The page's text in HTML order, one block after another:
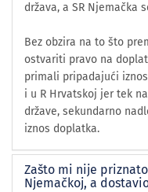
država, a SR Njemačka
Bez obzira na to što
ostvariti pravo na
primali pripadajući
i u R Hrvatskoj jer tek
države, sekundarno
iznos doplatka.
Zašto mi nije
Njemačkoj, a